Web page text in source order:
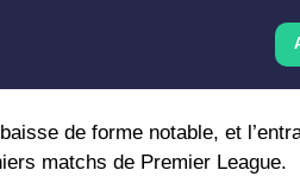
de forme notable, et
matchs de Premier League.